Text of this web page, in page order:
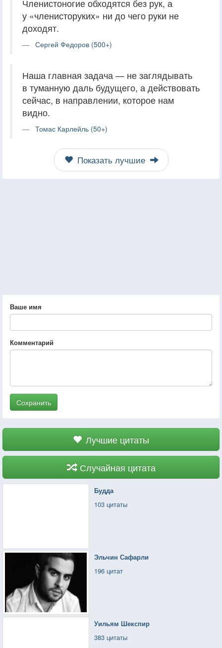
Членистоногие обходятся без рук, а
у «членисторуких» ни до чего руки не
доходят.
Сергей Федоров (500+)
Наша главная задача — не заглядывать
в туманную даль будущего, а действовать
сейчас, в направлении, которое нам
видно.
Томас Карлейль (50+)
Показать лучшие
Ваше имя
Комментарий
Сохранить
Лучшие цитаты
Случайная цитата
Будда
103 цитаты
Эльчин Сафарли
196 цитат
Уильям Шекспир
383 цитаты